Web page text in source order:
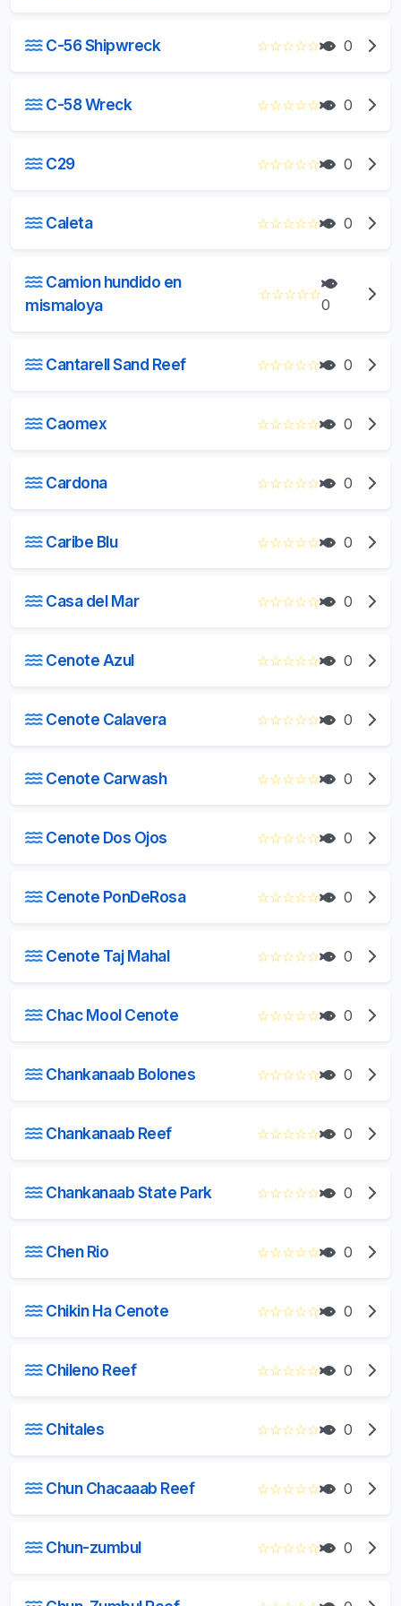
C-56 Shipwreck ☆☆☆☆☆ 0
C-58 Wreck ☆☆☆☆☆ 0
C29 ☆☆☆☆☆ 0
Caleta ☆☆☆☆☆ 0
Camion hundido en
mismaloya
☆☆☆☆☆
0
Cantarell Sand Reef ☆☆☆☆☆ 0
Caomex ☆☆☆☆☆ 0
Cardona ☆☆☆☆☆ 0
Caribe Blu ☆☆☆☆☆ 0
Casa del Mar ☆☆☆☆☆ 0
Cenote Azul ☆☆☆☆☆ 0
Cenote Calavera ☆☆☆☆☆ 0
Cenote Carwash ☆☆☆☆☆ 0
Cenote Dos Ojos ☆☆☆☆☆ 0
Cenote PonDeRosa ☆☆☆☆☆ 0
Cenote Taj Mahal ☆☆☆☆☆ 0
Chac Mool Cenote ☆☆☆☆☆ 0
Chankanaab Bolones ☆☆☆☆☆ 0
Chankanaab Reef ☆☆☆☆☆ 0
Chankanaab State Park ☆☆☆☆☆ 0
Chen Rio ☆☆☆☆☆ 0
Chikin Ha Cenote ☆☆☆☆☆ 0
Chileno Reef ☆☆☆☆☆ 0
Chitales ☆☆☆☆☆ 0
Chun Chacaaab Reef ☆☆☆☆☆ 0
Chun-zumbul ☆☆☆☆☆ 0